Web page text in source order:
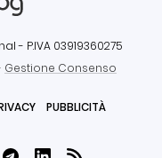
- P.IVA 03919360275
Gestione Consenso
PUBBLICITÀ